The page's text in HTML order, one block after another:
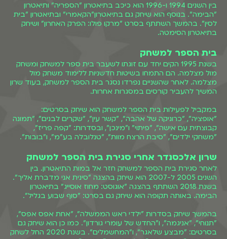
בין השנים 1994 ו-1996 הוא כיכב בתיאטרון "הספריה" ותיאטרון
"הבימה". בנוסף הוא שיחק גם בתיאטרון"הקאמרי" ובתיאטרון "בית
לסין". בהמשך השתתף בסרט "מרקו פולו: הפרק האחרון" ושיחק
בתיאטרון הסימטה.
בית הספר למשחק
בשנת 1995 הקים יחד עם זוגתו לשעבר בית ספר למשחק ומשחק
מול מצלמה. הם התמחו בשיטות חדשניות ללימוד משחק מול
מצלמה. לאחר שהשניים נפרדו נסגר בית הספר למשחק, בעוד שרון
המשיך להעביר קורסים במסגרות אחרות.
במקביל לפעילות בית הספר למשחק הוא שיחק בסרטים:
"אופציה", "כרוניקה של אהבה", "קשר עין", "שקרים לבנים", "תמונה
קבוצתית עם אישה", "פיתוי" ו"מינכן", ובסדרות: "קפה פריז",
"משחקי ילדים", "סיבת הרצח מוות", "טנלובלה בע"מ", ו"בובות".
שרון אלכסנדר אחרי סגירת בית הספר למשחק
לאחר סגירת בית הספר למשחק חזר אל במות התיאטרון. בין
השנים 2005 ל-2007 הוא שיחק בהצגה "סינית אני מדברת אליך".
בשנת 2018 השתתף בהצגה "אוגוסט: מחוז אוסייג" בתיאטרון
הבימה. באותה תקופה הוא שיחק גם בסרט: "סוף שבוע בגליל".
בהמשך שיחק בסדרות "ילדי ראש הממשלה", "אחת אפס אפס",
"תנוחי", "אניגמה", ו"החדש של עומרי גורדון". כמו כן הוא שיחק גם
בסרטים: "מבצע שלאגר", ו"המחשמלים". בשנת 2020 החל לשחק